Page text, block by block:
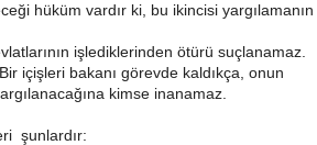
hüküm vardır ki, bu ikincisi yargılamanın
işlediklerinden ötürü suçlanamaz.
içişleri bakanı görevde kaldıkça, onun
kimse inanamaz.
şunlardır: